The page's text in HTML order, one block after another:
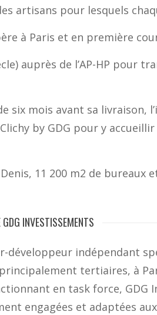
artisans pour lesquels
à Paris et en première
auprès de l’AP-HP pour
mois avant sa livraison,
by GDG pour y accueillir
11 200 m2 de bureaux
INVESTISSEMENTS
développeur indépendant
tertiaires, à
en task force, GDG
engagées et adaptées